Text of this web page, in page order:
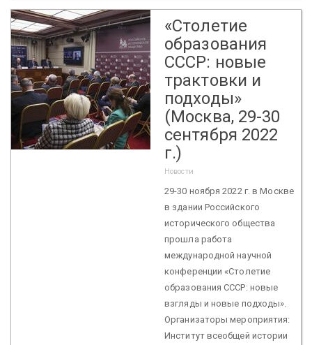
«Столетие
образования
СССР: новые
трактовки и
подходы»
(Москва, 29-30
сентября 2022
г.)
Новости
29-30 ноября 2022 г. в Москве
в здании Российского
исторического общества
прошла работа
международной научной
конференции «Столетие
образования СССР: новые
взгляды и новые подходы».
Организаторы мероприятия:
Институт всеобщей истории